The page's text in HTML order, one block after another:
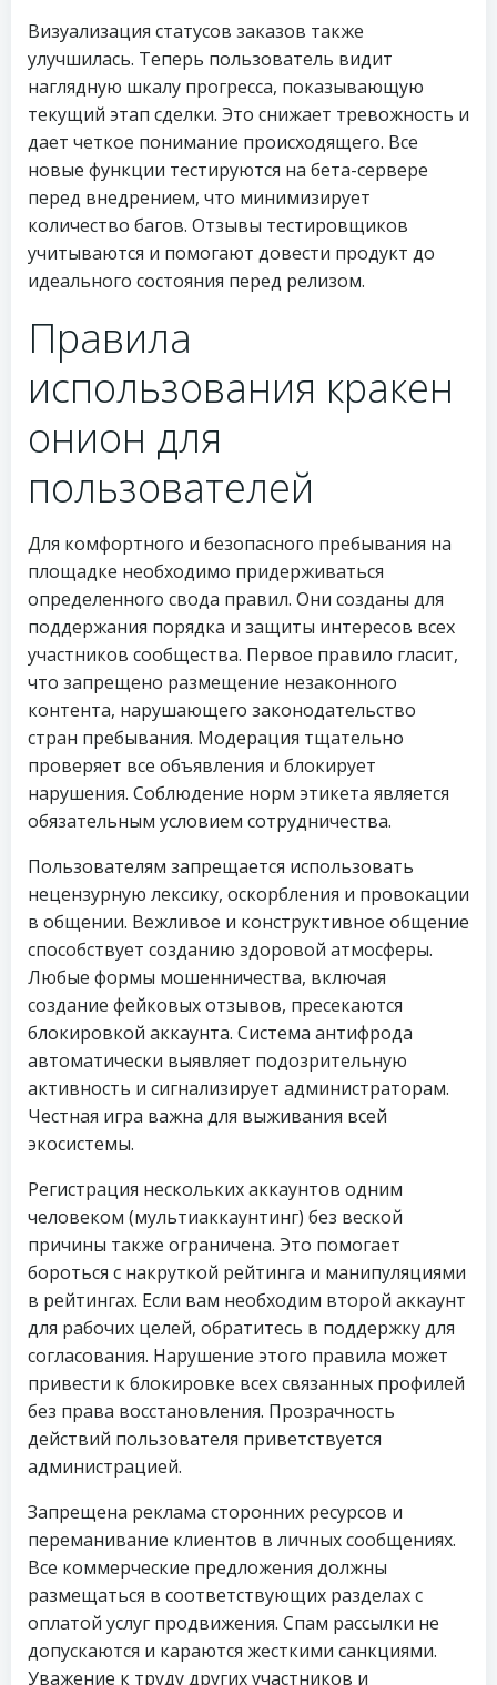
Визуализация статусов заказов также
улучшилась. Теперь пользователь видит
наглядную шкалу прогресса, показывающую
текущий этап сделки. Это снижает тревожность и
дает четкое понимание происходящего. Все
новые функции тестируются на бета-сервере
перед внедрением, что минимизирует
количество багов. Отзывы тестировщиков
учитываются и помогают довести продукт до
идеального состояния перед релизом.
Правила
использования кракен
онион для
пользователей
Для комфортного и безопасного пребывания на
площадке необходимо придерживаться
определенного свода правил. Они созданы для
поддержания порядка и защиты интересов всех
участников сообщества. Первое правило гласит,
что запрещено размещение незаконного
контента, нарушающего законодательство
стран пребывания. Модерация тщательно
проверяет все объявления и блокирует
нарушения. Соблюдение норм этикета является
обязательным условием сотрудничества.
Пользователям запрещается использовать
нецензурную лексику, оскорбления и провокации
в общении. Вежливое и конструктивное общение
способствует созданию здоровой атмосферы.
Любые формы мошенничества, включая
создание фейковых отзывов, пресекаются
блокировкой аккаунта. Система антифрода
автоматически выявляет подозрительную
активность и сигнализирует администраторам.
Честная игра важна для выживания всей
экосистемы.
Регистрация нескольких аккаунтов одним
человеком (мультиаккаунтинг) без веской
причины также ограничена. Это помогает
бороться с накруткой рейтинга и манипуляциями
в рейтингах. Если вам необходим второй аккаунт
для рабочих целей, обратитесь в поддержку для
согласования. Нарушение этого правила может
привести к блокировке всех связанных профилей
без права восстановления. Прозрачность
действий пользователя приветствуется
администрацией.
Запрещена реклама сторонних ресурсов и
переманивание клиентов в личных сообщениях.
Все коммерческие предложения должны
размещаться в соответствующих разделах с
оплатой услуг продвижения. Спам рассылки не
допускаются и караются жесткими санкциями.
Уважение к труду других участников и